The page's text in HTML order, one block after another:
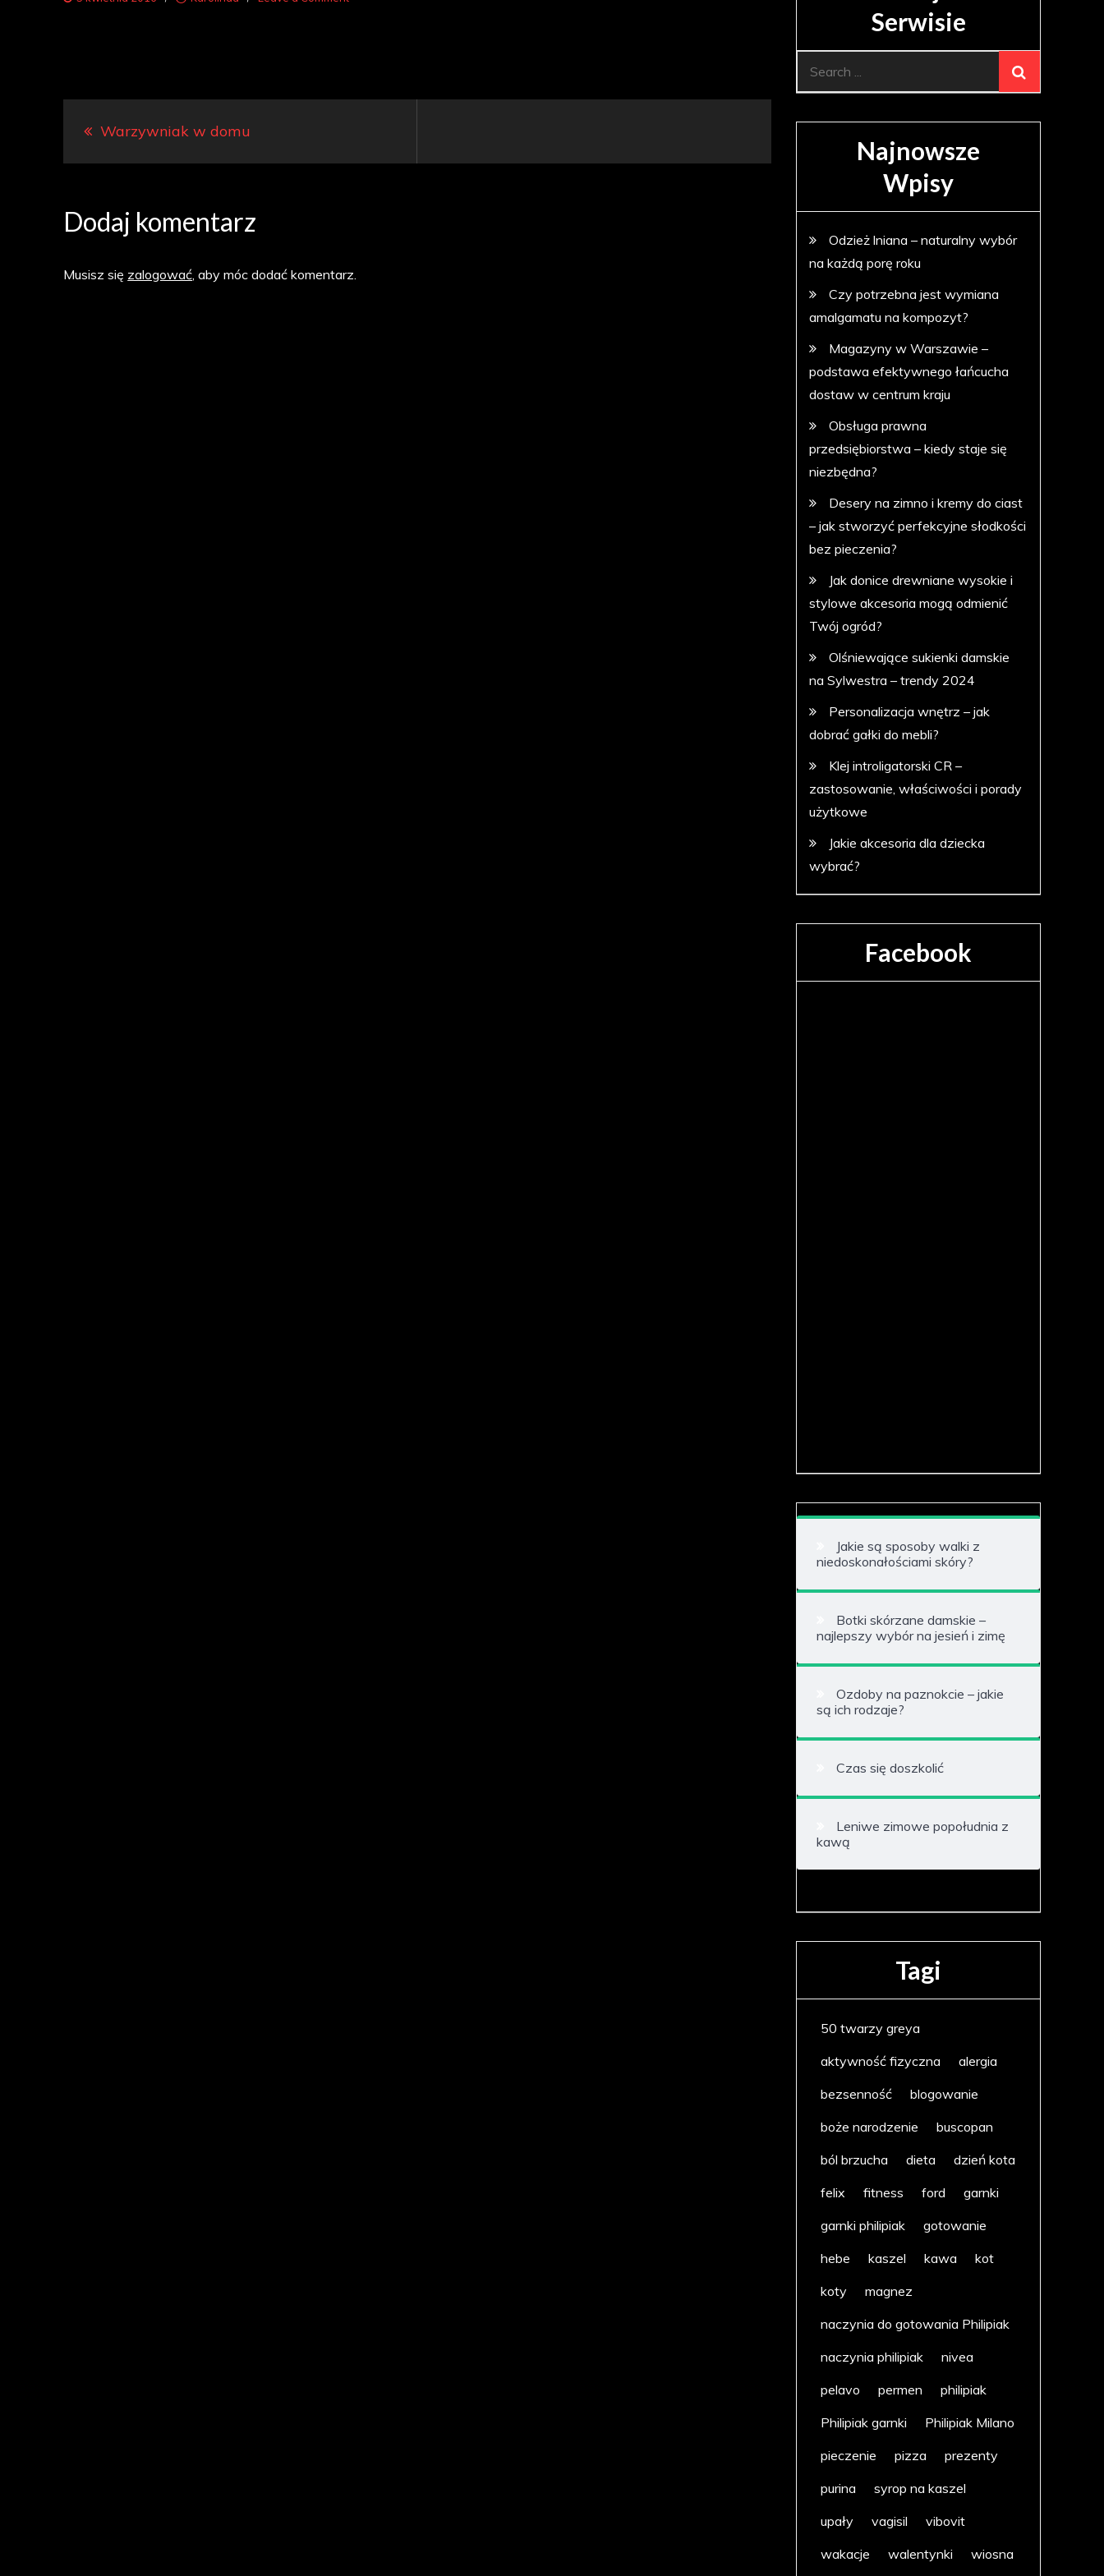
Nawigacja
wpisu
Warzywniak w domu
Dodaj komentarz
Musisz się zalogować, aby móc dodać komentarz.
Serwisie
Najnowsze
Wpisy
Odzież lniana – naturalny wybór
na każdą porę roku
Czy potrzebna jest wymiana
amalgamatu na kompozyt?
Magazyny w Warszawie –
podstawa efektywnego łańcucha
dostaw w centrum kraju
Obsługa prawna
przedsiębiorstwa – kiedy staje się
niezbędna?
Desery na zimno i kremy do ciast
– jak stworzyć perfekcyjne słodkości
bez pieczenia?
Jak donice drewniane wysokie i
stylowe akcesoria mogą odmienić
Twój ogród?
Olśniewające sukienki damskie
na Sylwestra – trendy 2024
Personalizacja wnętrz – jak
dobrać gałki do mebli?
Klej introligatorski CR –
zastosowanie, właściwości i porady
użytkowe
Jakie akcesoria dla dziecka
wybrać?
Facebook
Jakie są sposoby walki z
niedoskonałościami skóry?
Botki skórzane damskie –
najlepszy wybór na jesień i zimę
Ozdoby na paznokcie – jakie
są ich rodzaje?
Czas się doszkolić
Leniwe zimowe popołudnia z
kawą
Tagi
50 twarzy greya
aktywność fizyczna
alergia
bezsenność
blogowanie
boże narodzenie
buscopan
ból brzucha
dieta
dzień kota
felix
fitness ford
garnki
garnki philipiak
gotowanie
hebe
kaszel kawa
kot
koty
magnez
naczynia do gotowania Philipiak
naczynia philipiak
nivea
pelavo
permen
philipiak
Philipiak garnki
Philipiak Milano
pieczenie
pizza
prezenty
purina
syrop na kaszel
upały
vagisil
vibovit
wakacje
walentynki wiosna